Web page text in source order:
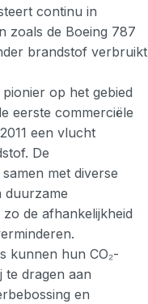
continu in
zoals de Boeing 787
brandstof verbruikt
op het gebied
eerste commerciële
een vlucht
De
met diverse
duurzame
de afhankelijkheid
kunnen hun CO₂-
te dragen aan
en